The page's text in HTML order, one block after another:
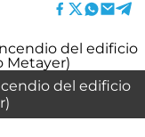
del edificio